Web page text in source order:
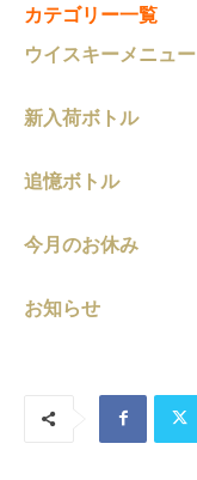
カテゴリー一覧
ウイスキーメニュー
新入荷ボトル
追憶ボトル
今月のお休み
お知らせ